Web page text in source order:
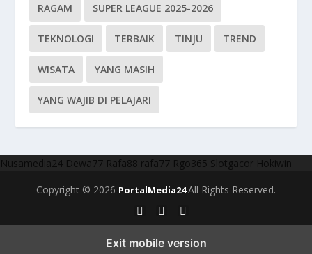
RAGAM SUPER LEAGUE 2025-2026
TEKNOLOGI TERBAIK TINJU TREND
WISATA YANG MASIH
YANG WAJIB DI PELAJARI
Nusamedia24 Dewa77 Rafa88 rafa77 Rgo365 Slotgacor Hokiwin
Copyright © 2026 PortalMedia24All Rights Reserved.
Exit mobile version